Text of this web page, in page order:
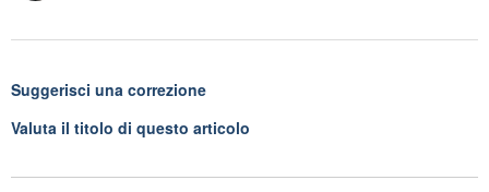
Suggerisci una correzione
Valuta il titolo di questo articolo